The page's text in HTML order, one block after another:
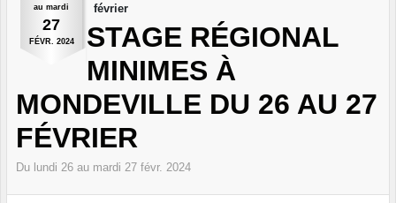
au mardi
27
FÉVR. 2024
février
STAGE RÉGIONAL
MINIMES À
MONDEVILLE DU 26 AU 27
FÉVRIER
Du lundi 26 au mardi 27 févr. 2024